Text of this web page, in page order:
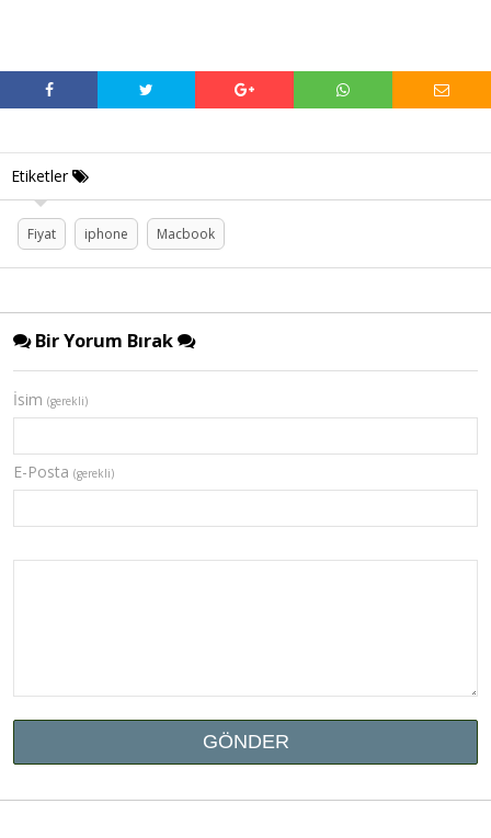
Etiketler
Fiyat iphone Macbook
Bir Yorum Bırak
İsim (gerekli)
E-Posta (gerekli)